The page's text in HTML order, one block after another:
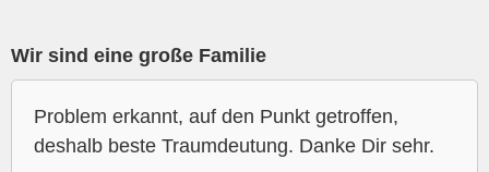
Wir sind eine große Familie
Problem erkannt, auf den Punkt getroffen,
deshalb beste Traumdeutung. Danke Dir sehr.